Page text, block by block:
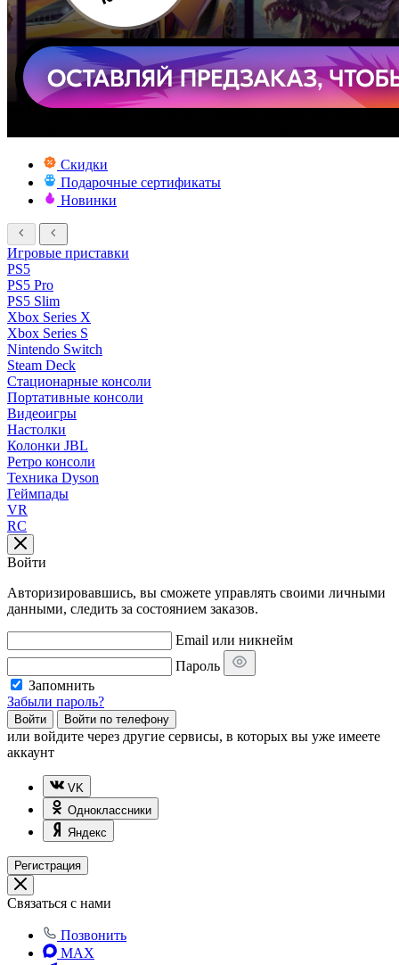
Скидки
Подарочные сертификаты
Новинки
Игровые приставки
PS5
PS5 Pro
PS5 Slim
Xbox Series X
Xbox Series S
Nintendo Switch
Steam Deck
Стационарные консоли
Портативные консоли
Видеоигры
Настолки
Колонки JBL
Ретро консоли
Техника Dyson
Геймпады
VR
RC
Войти
Авторизировавшись, вы сможете управлять своими личными
данными, следить за состоянием заказов.
Email или никнейм
Пароль
Запомнить
Забыли пароль?
Войти Войти по телефону
или войдите через другие сервисы, в которых вы уже имеете
аккаунт
VK
Одноклассники
Яндекс
Регистрация
Связаться с нами
Позвонить
MAX